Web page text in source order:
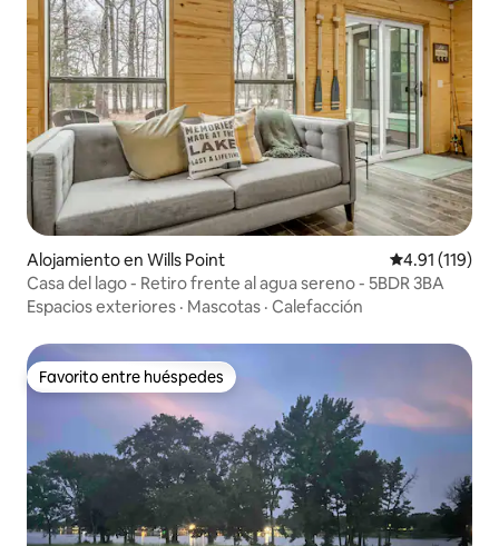
Alojamiento en Wills Point Calificación
4.91 (119)
Casa del lago - Retiro frente al agua sereno - 5BDR 3BA
Espacios exteriores · Mascotas · Calefacción
Favorito entre huéspedes
Favorito entre huéspedes